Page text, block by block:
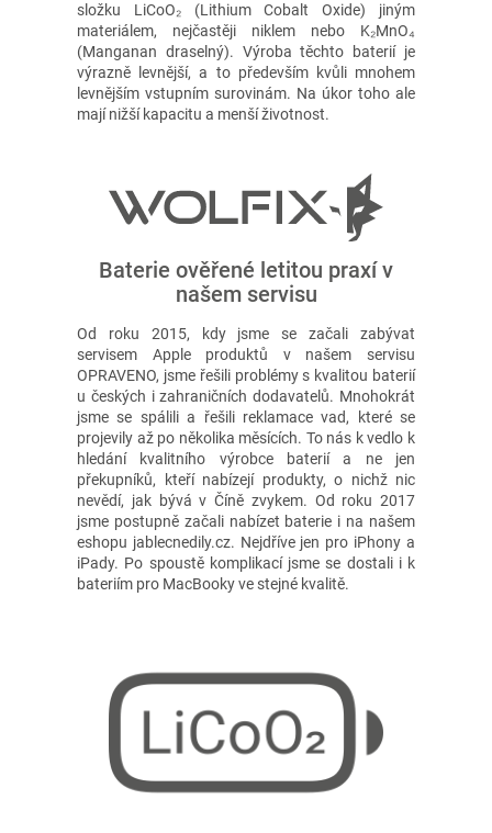
složku LiCoO₂ (Lithium Cobalt Oxide) jiným
materiálem, nejčastěji niklem nebo K₂MnO₄
(Manganan draselný). Výroba těchto baterií je
výrazně levnější, a to především kvůli mnohem
levnějším vstupním surovinám. Na úkor toho ale
mají nižší kapacitu a menší životnost.
Baterie ověřené letitou praxí v
našem servisu
Od roku 2015, kdy jsme se začali zabývat
servisem Apple produktů v našem servisu
OPRAVENO, jsme řešili problémy s kvalitou baterií
u českých i zahraničních dodavatelů. Mnohokrát
jsme se spálili a řešili reklamace vad, které se
projevily až po několika měsících. To nás k vedlo k
hledání kvalitního výrobce baterií a ne jen
překupníků, kteří nabízejí produkty, o nichž nic
nevědí, jak bývá v Číně zvykem. Od roku 2017
jsme postupně začali nabízet baterie i na našem
eshopu jablecnedily.cz. Nejdříve jen pro iPhony a
iPady. Po spoustě komplikací jsme se dostali i k
bateriím pro MacBooky ve stejné kvalitě.